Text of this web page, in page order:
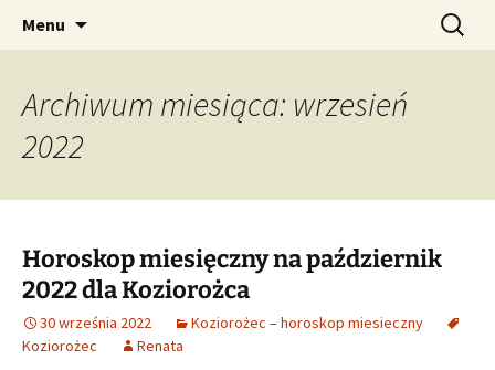
CzaroMarowy horoskop
dzienny, miesięczny i
tygodniowy
Profesjonalne przepowiednie astrologiczne
Menu Szukaj:
Archiwum miesiąca: wrzesień
2022
Horoskop miesięczny na październik
2022 dla Koziorożca
30 września 2022
Koziorożec – horoskop miesieczny
Koziorożec
Renata